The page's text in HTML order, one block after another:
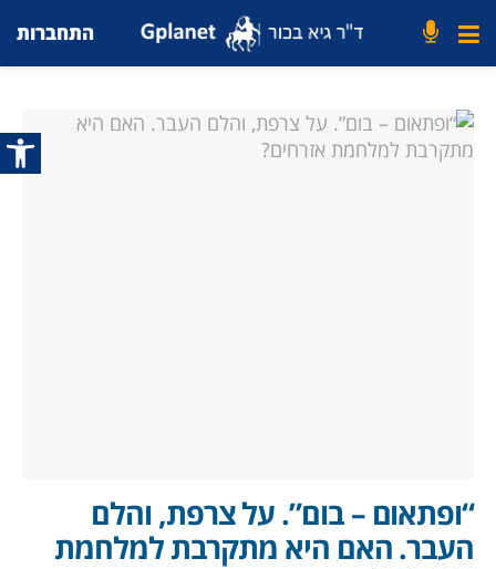
פתח
התחברות
“ופתאום – בום”. על צרפת, והלם
העבר. האם היא מתקרבת למלחמת